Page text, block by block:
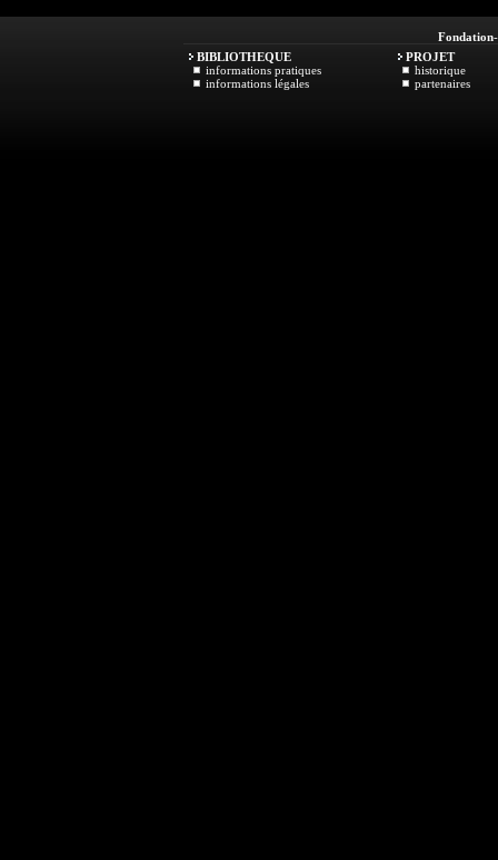
Fondation
BIBLIOTHEQUE
informations pratiques
informations légales
PROJET
historique
partenaires